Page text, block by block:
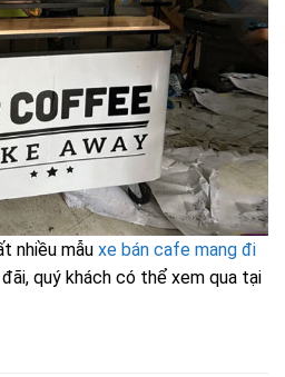
nhiều mẫu xe bán cafe mang đi
quý khách có thể xem qua tại